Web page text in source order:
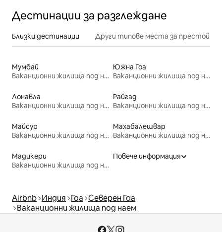
Дестинации за разглеждане
Близки дестинации Други типове места за престой
Мумбай
Ваканционни жилища под наем
Южна Гоа
Ваканционни жилища под наем
Лонавла
Ваканционни жилища под наем
Райгад
Ваканционни жилища под наем
Майсур
Ваканционни жилища под наем
Махабалешвар
Ваканционни жилища под наем
Мадикери
Ваканционни жилища под наем
Повече информация
Airbnb Индия Гоа Северен Гоа
Ваканционни жилища под наем